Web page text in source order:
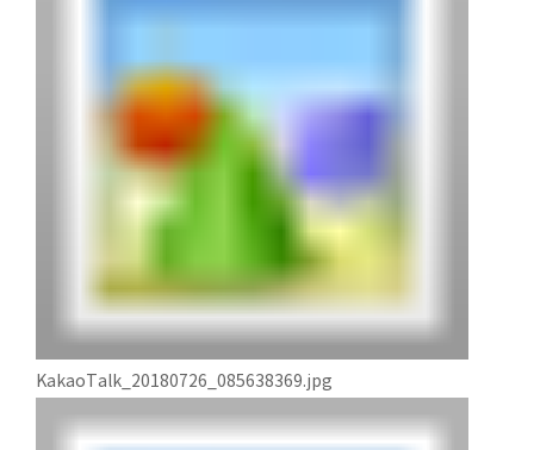
KakaoTalk_20180726_085638369.jpg